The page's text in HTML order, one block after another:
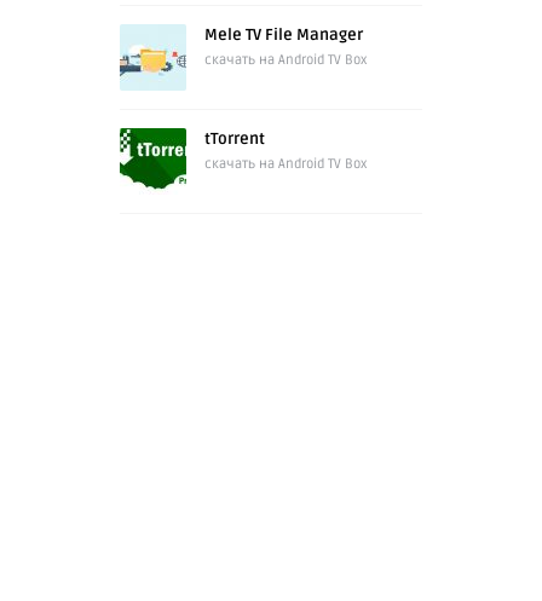
Mele TV File Manager
скачать на Android TV Box
tTorrent
скачать на Android TV Box